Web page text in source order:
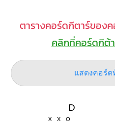
ตารางคอร์ดกีตาร์ของ
คลิกที่คอร์ดกีต้
แสดงคอร์
D
X X O